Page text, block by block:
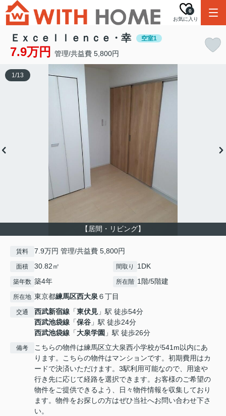
お気に入り
0
Ｅｘｃｅｌｌｅｎｃｅ・幸 空室1
7.9万円 管理/共益費 5,800円
【居間・リビング】
1/13
賃料 7.9万円 管理/共益費 5,800円
面積 30.82㎡ 間取り 1DK
築年数 築4年 所在階 1階/5階建
所在地 東京都練馬区西大泉６丁目
交通 西武新宿線 「東伏見 」駅 徒歩54分
西武池袋線 「保谷 」駅 徒歩24分
西武池袋線 「大泉学園 」駅 徒歩26分
備考
こちらの物件は練馬区立大泉西小学校が541m以内にあ
ります。こちらの物件はマンションです。初期費用はカ
ードで決済いただけます。3駅利用可能なので、用途や
行き先に応じて経路を選択できます。お客様のご希望の
物件をご提供できるよう、日々物件情報を収集しており
ます。物件をお探しの方はぜひ当社へお問い合わせ下さ
い。